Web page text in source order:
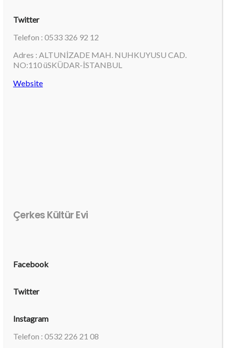
Twitter
Telefon : 0533 326 92 12
Adres : ALTUNİZADE MAH. NUHKUYUSU CAD.
NO:110 üSKÜDAR-İSTANBUL
Website
Çerkes Kültür Evi
Facebook
Twitter
Instagram
Telefon : 0532 226 21 08